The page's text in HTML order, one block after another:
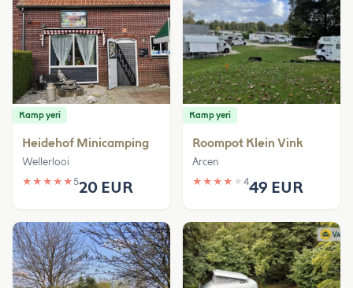
Kamp yeri
Heidehof Minicamping
Wellerlooi
★ ★ ★ ★ ★520 EUR
Kamp yeri
Roompot Klein Vink
Arcen
★ ★ ★ ★ ★ 449 EUR